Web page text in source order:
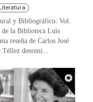
Literatura
y Bibliográfico: Vol.
la Biblioteca Luis
reseña de Carlos José
Téllez denomi...